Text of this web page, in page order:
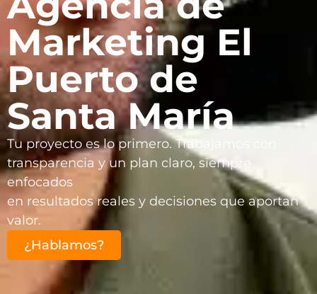
Marketing El
Puerto de
Santa María
Tu proyecto es lo primero. Trabajamos con
transparencia y un plan claro, siempre
enfocados
en resultados reales y decisiones que aportan
valor.
¿Hablamos?